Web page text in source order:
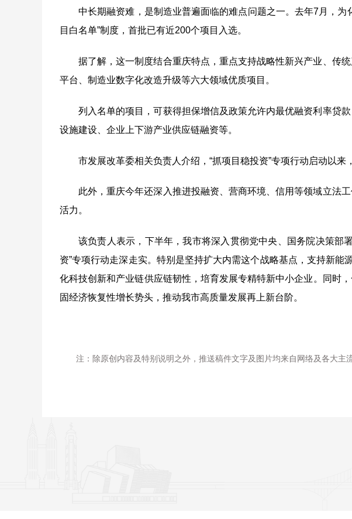
中长期融资难，是制造业普遍面临的难点问题之一。去年7月，为
目白名单”制度，首批已有近200个项目入选。
据了解，这一制度结合重庆特点，重点支持战略性新兴产业、传
平台、制造业数字化改造升级等六大领域优质项目。
列入名单的项目，可获得担保增信及政策允许内最优融资利率贷
设施建设、企业上下游产业供应链融资等。
市发展改革委相关负责人介绍，“抓项目稳投资”专项行动启动以
此外，重庆今年还深入推进投融资、营商环境、信用等领域立法
活力。
该负责人表示，下半年，我市将深入贯彻党中央、国务院决策部
资”专项行动走深走实。特别是坚持扩大内需这个战略基点，支持新
化科技创新和产业链供应链韧性，培育发展专精特新中小企业。同时
固经济恢复性增长势头，推动我市高质量发展再上新台阶。
注：除原创内容及特别说明之外，推送稿件文字及图片均来自网络及各大主